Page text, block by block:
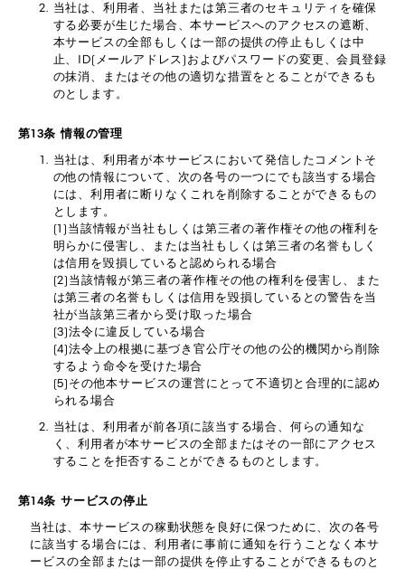
当社は、利用者、当社または第三者のセキュリティを確保
する必要が生じた場合、本サービスへのアクセスの遮断、
本サービスの全部もしくは一部の提供の停止もしくは中
止、ID(メールアドレス)およびパスワードの変更、会員登録
の抹消、またはその他の適切な措置をとることができるも
のとします。
第13条 情報の管理
当社は、利用者が本サービスにおいて発信したコメントそ
の他の情報について、次の各号の一つにでも該当する場合
には、利用者に断りなくこれを削除することができるもの
とします。
(1)当該情報が当社もしくは第三者の著作権その他の権利を
明らかに侵害し、または当社もしくは第三者の名誉もしく
は信用を毀損していると認められる場合
(2)当該情報が第三者の著作権その他の権利を侵害し、また
は第三者の名誉もしくは信用を毀損しているとの警告を当
社が当該第三者から受け取った場合
(3)法令に違反している場合
(4)法令上の根拠に基づき官公庁その他の公的機関から削除
するよう命令を受けた場合
(5)その他本サービスの運営にとって不適切と合理的に認め
られる場合
当社は、利用者が前各項に該当する場合、何らの通知な
く、利用者が本サービスの全部またはその一部にアクセス
することを拒否することができるものとします。
第14条 サービスの停止
当社は、本サービスの稼動状態を良好に保つために、次の各号
に該当する場合には、利用者に事前に通知を行うことなく本サ
ービスの全部または一部の提供を停止することができるものと